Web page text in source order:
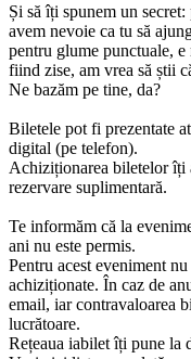
Și să îți spunem un
avem nevoie ca tu să
pentru glume punctuale,
fiind zise, am vrea să știi
Ne bazăm pe tine, da?
Biletele pot fi prezentate
digital (pe telefon).
Achiziționarea biletelor îți
rezervare suplimentară.
Te informăm că la
ani nu este permis.
Pentru acest eveniment
achiziționate. În caz de
email, iar contravaloarea
lucrătoare.
Rețeaua iabilet îți pune la